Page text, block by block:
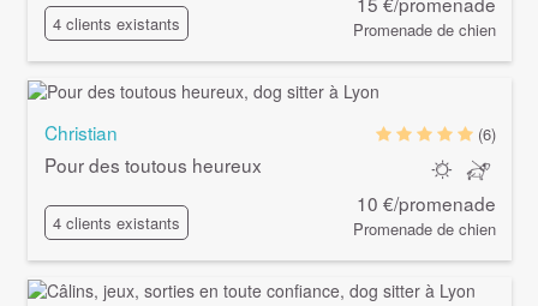
4 clients existants Promenade de chien
Christian
Pour des toutous heureux
4 clients existants
(6)
10 €/promenade
Promenade de chien